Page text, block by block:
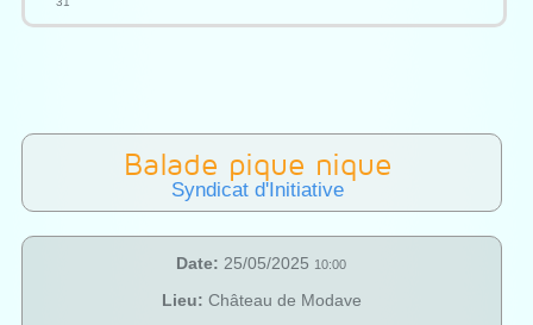
Balade pique nique
Syndicat d'Initiative
Date: 25/05/2025 10:00
Lieu: Château de Modave